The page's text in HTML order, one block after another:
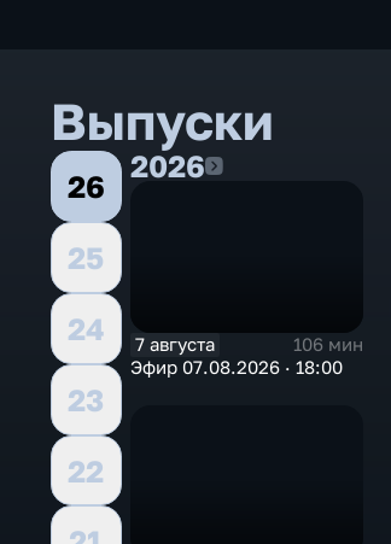
Выпуски
26
25
24
23
22
20262026
7 августа
106 мин
Эфир 07.08.2026 · 18:00